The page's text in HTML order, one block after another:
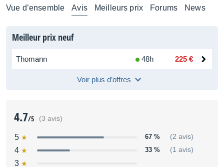
Vue d’ensemble Avis Meilleurs prix Forums News
Meilleur prix neuf
Thomann 48h 225 €
Voir plus d’offres
4.7/5 (3 avis)
5 67 % (2 avis)
4 33 % (1 avis)
3